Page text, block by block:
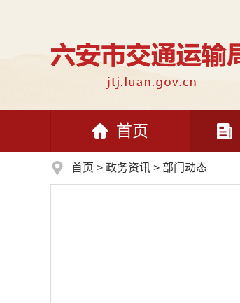
首页
首页 > 政务资讯 > 部门动态